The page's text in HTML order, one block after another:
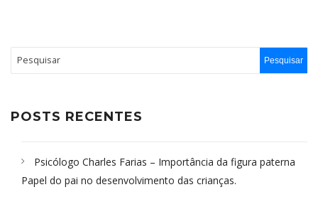
POSTS RECENTES
Psicólogo Charles Farias – Importância da figura paterna
Papel do pai no desenvolvimento das crianças.